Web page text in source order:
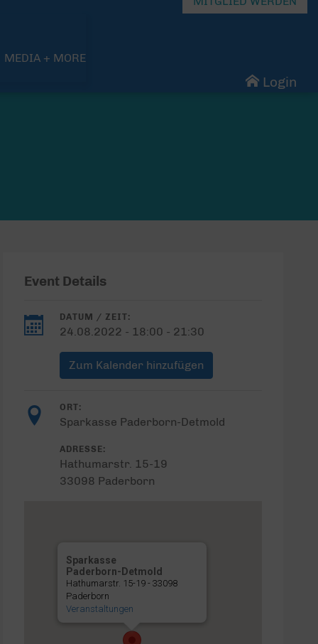
MEDIA + MORE
Login
Event Details
DATUM / ZEIT:
24.08.2022 - 18:00 - 21:30
Zum Kalender hinzufügen
ORT:
Sparkasse Paderborn-Detmold
ADRESSE:
Hathumarstr. 15-19
33098 Paderborn
Sparkasse
Paderborn-Detmold
Hathumarstr. 15-19 - 33098
Paderborn
Veranstaltungen